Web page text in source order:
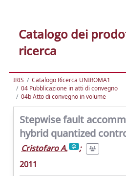
Catalogo dei
ricerca
IRIS
Catalogo Ricerca UNIROMA1
04 Pubblicazione in atti di convegno
04b Atto di convegno in volume
Stepwise fault
hybrid quantized
Cristofaro A.
;
2011